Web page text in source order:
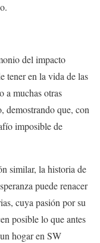
del impacto
tener en la vida de las
a muchas otras
demostrando que, con
imposible de
similar, la historia de
puede renacer
cuya pasión por su
posible lo que antes
hogar en SW